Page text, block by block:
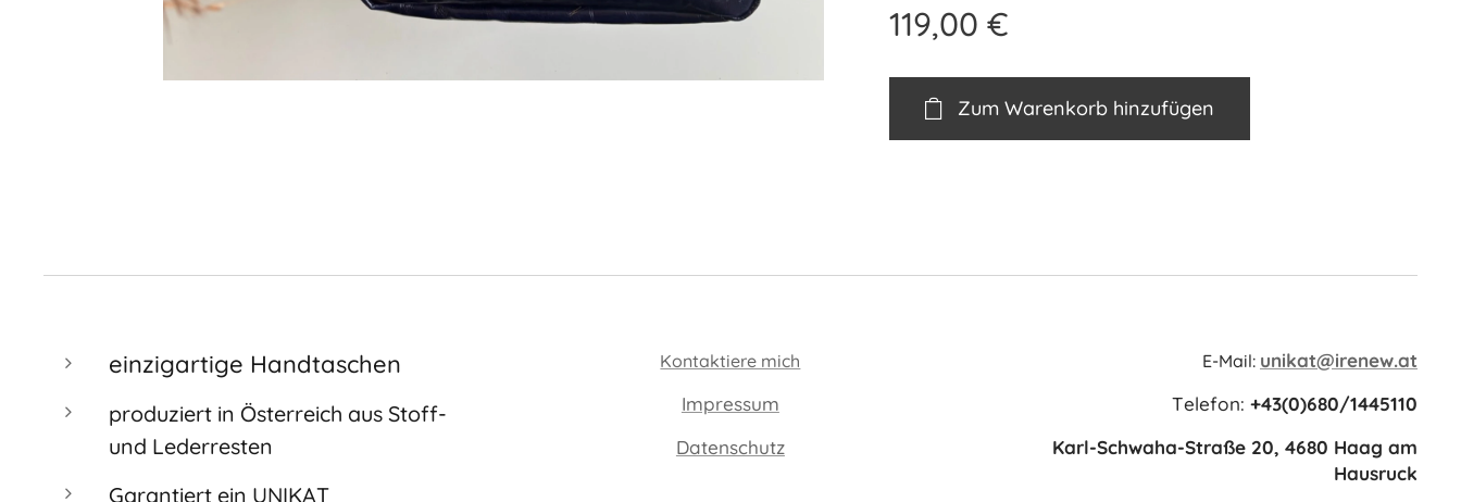
119,00 €
Zum Warenkorb hinzufügen
einzigartige Handtaschen
produziert in Österreich aus Stoff-
und Lederresten
Garantiert ein UNIKAT
Kontaktiere mich
Impressum
Datenschutz
E-Mail: unikat@irenew.at
Telefon: +43(0)680/1445110
Karl-Schwaha-Straße 20, 4680 Haag am
Hausruck